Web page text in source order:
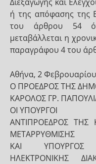
ή της απόφασης της
του άρθρου 54
μεταβάλλεται η
παραγράφου 4 του
Αθήνα, 2
Ο ΠΡΟΕΔΡΟΣ ΤΗΣ
ΚΑΡΟΛΟΣ ΓΡ.
ΟI ΥΠΟΥΡΓΟI
ΑΝΤΙΠΡΟΕΔΡΟΣ ΤΗΣ
ΜΕΤΑΡΡΥΘΜΙΣΗΣ
ΚΑΙ ΥΠΟΥΡΓΟΣ
ΗΛΕΚΤΡΟΝΙΚΗΣ